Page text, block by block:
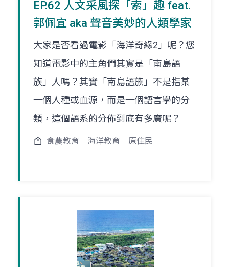
EP.62 人文采風探「索」趣 feat.
郭佩宜 aka 聲音美妙的人類學家
大家是否看過電影「海洋奇緣2」呢？您
知道電影中的主角們其實是「南島語
族」人嗎？其實「南島語族」不是指某
一個人種或血源，而是一個語言學的分
類，這個語系的分佈到底有多廣呢？
食農教育 海洋教育 原住民